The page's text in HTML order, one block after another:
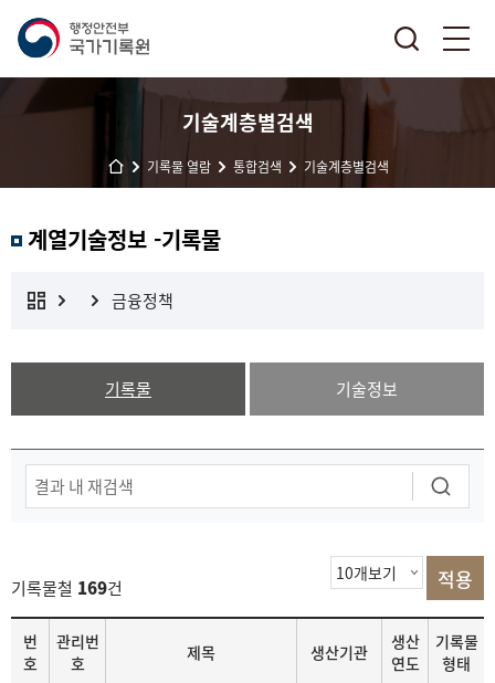
기술계층별검색
기록물 열람 통합검색 기술계층별검색
계열기술정보 -기록물
금융정책
기록물 기술정보
기록물철 169건
목
록
번
호
관리번
호
제목 생산기관
생산
연도
기록물
형태